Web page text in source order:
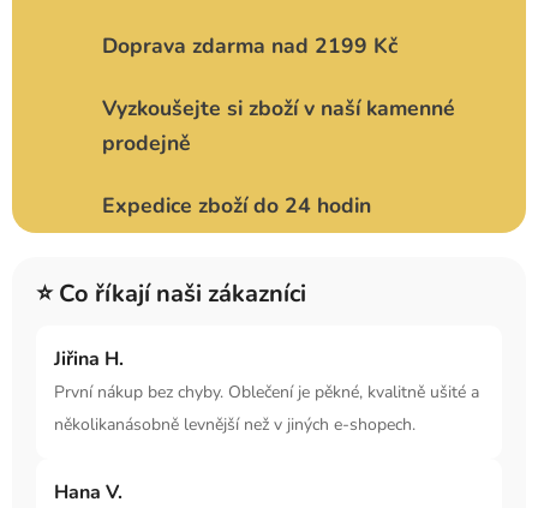
Doprava zdarma nad 2199 Kč
Vyzkoušejte si zboží v naší kamenné
prodejně
Expedice zboží do 24 hodin
⭐ Co říkají naši zákazníci
Jiřina H.
První nákup bez chyby. Oblečení je pěkné, kvalitně ušité a
několikanásobně levnější než v jiných e-shopech.
Hana V.